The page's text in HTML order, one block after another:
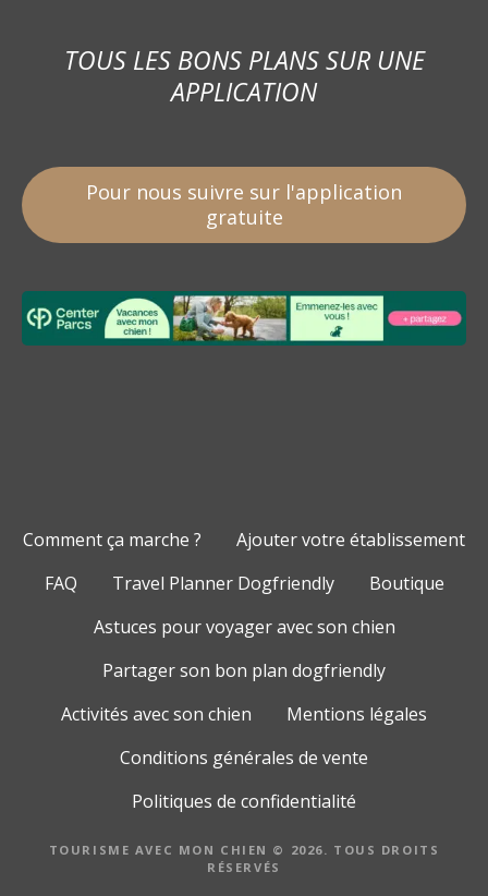
TOUS LES BONS PLANS SUR UNE
APPLICATION
Pour nous suivre sur l'application
gratuite
Comment ça marche ?
Ajouter votre établissement
FAQ
Travel Planner Dogfriendly
Boutique
Astuces pour voyager avec son chien
Partager son bon plan dogfriendly
Activités avec son chien
Mentions légales
Conditions générales de vente
Politiques de confidentialité
TOURISME AVEC MON CHIEN © 2026. TOUS DROITS
RÉSERVÉS